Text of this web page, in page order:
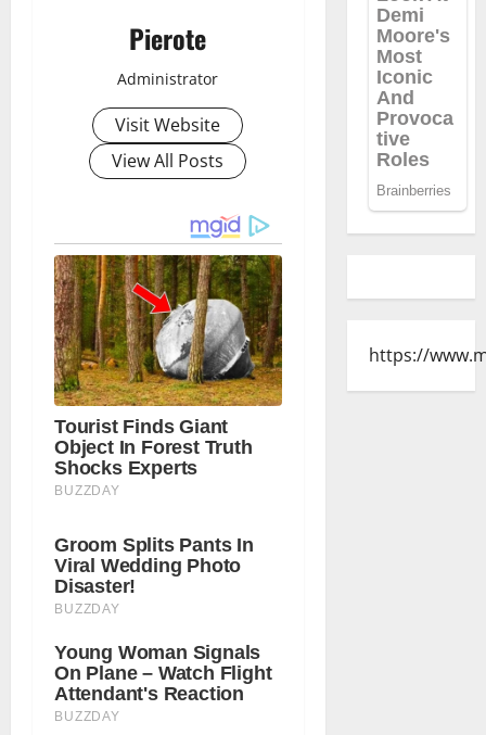
Pierote
Administrator
Visit Website
View All Posts
https://